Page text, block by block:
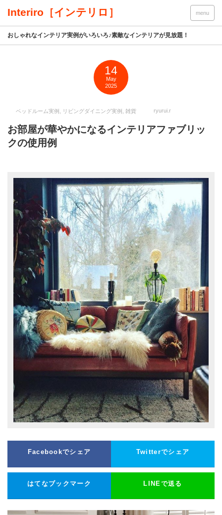
Interiro［インテリロ］ menu
おしゃれなインテリア実例がいろいろ♪素敵なインテリアが見放題！
14
May
2025
ベッドルーム実例 リビングダイニング実例 雑貨 ryurui.r
お部屋が華やかになるインテリアファブリッ
クの使用例
Facebookでシェア Twitterでシェア
はてなブックマーク LINEで送る